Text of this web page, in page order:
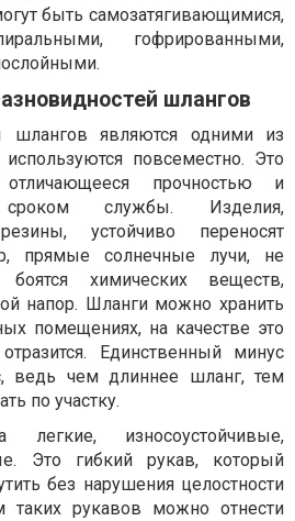
быть самозатягивающимися,
гофрированными,
шлангов
шлангов являются одними из
повсеместно. Это
прочностью и
сроком службы. Изделия,
устойчиво переносят
прямые солнечные лучи, не
химических веществ,
напор. Шланги можно хранить
помещениях, на качестве это
Единственный минус
ведь чем длиннее шланг, тем
по участку.
легкие, износоустойчивые,
Это гибкий рукав, который
без нарушения целостности
рукавов можно отнести